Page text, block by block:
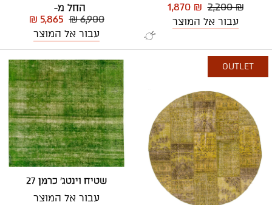
2,200 ₪
1,870 ₪
עבור אל המוצר
החל מ-
₪ 6,900
₪ 5,865
עבור אל המוצר
OUTLET
שטיח וינטג' כרמן 27
עבור אל המוצר